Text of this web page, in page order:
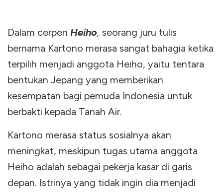
Dalam cerpen Heiho, seorang juru tulis
bernama Kartono merasa sangat bahagia ketika
terpilih menjadi anggota Heiho, yaitu tentara
bentukan Jepang yang memberikan
kesempatan bagi pemuda Indonesia untuk
berbakti kepada Tanah Air.
Kartono merasa status sosialnya akan
meningkat, meskipun tugas utama anggota
Heiho adalah sebagai pekerja kasar di garis
depan. Istrinya yang tidak ingin dia menjadi